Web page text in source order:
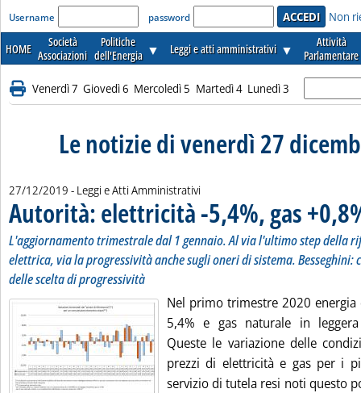
'Modulo Login per accedere'
Username password Non
HOME
Società
Associazioni
Politiche
dell'Energia ▼ Leggi e atti amministrativi ▼
Attività
Parlamentare
Venerdì 7 Giovedì 6 Mercoledì 5 Martedì 4 Lunedì 3
Le notizie di venerdì 27
27/12/2019 - Leggi e Atti Amministrativi
Autorità: elettricità -5,4%, gas
L'aggiornamento trimestrale dal 1 gennaio. Al via l'ultimo step della
elettrica, via la progressività anche sugli oneri di sistema. Besseghini:
delle scelta di progressività
Nel primo trimestre 2020
5,4% e gas naturale in
Queste le variazione delle
prezzi di elettricità e gas per i
servizio di tutela resi noti questo